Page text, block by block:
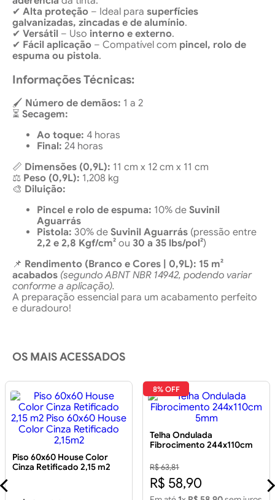
✔ Alta proteção – Ideal para superfícies
galvanizadas, zincadas e de alumínio.
✔ Versátil – Uso interno e externo.
✔ Fácil aplicação – Compatível com pincel, rolo de
espuma ou pistola.
Informações Técnicas:
🖌 Número de demãos: 1 a 2
⏳ Secagem:
Ao toque: 4 horas
Final: 24 horas
📏 Dimensões (0,9L): 11 cm x 12 cm x 11 cm
⚖ Peso (0,9L): 1,208 kg
🎨 Diluição:
Pincel e rolo de espuma: 10% de Suvinil
Aguarrás
Pistola: 30% de Suvinil Aguarrás (pressão entre
2,2 e 2,8 Kgf/cm² ou 30 a 35 lbs/pol²)
📌 Rendimento (Branco e Cores | 0,9L): 15 m²
acabados (segundo ABNT NBR 14942, podendo variar
conforme a aplicação).
A preparação essencial para um acabamento perfeito
e duradouro!
OS MAIS ACESSADOS
Piso 60x60 House Color
Cinza Retificado 2,15 m2
8% OFF
Telha Ondulada
Fibrocimento 244x110cm
R$ 63,81
R$ 58,90